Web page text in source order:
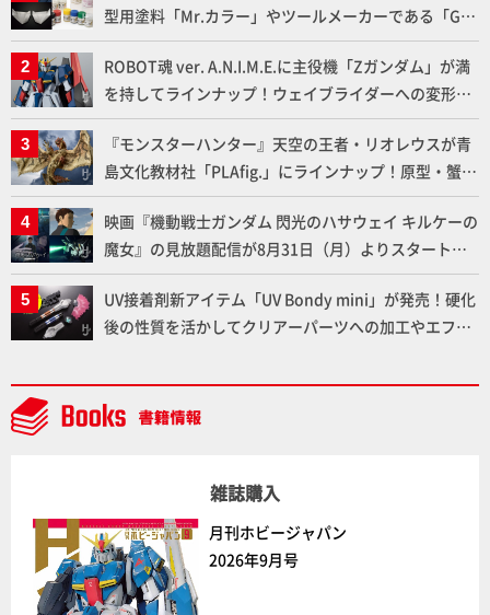
型用塗料「Mr.カラー」やツールメーカーである「GSI
クレオス」が語るラッカー塗料の未来とは？
ROBOT魂 ver. A.N.I.M.E.に主役機「Zガンダム」が満
を持してラインナップ！ウェイブライダーへの変形、
劇中どおりのプロポーションを再現【機動戦士Zガン
ダム】
『モンスターハンター』天空の王者・リオレウスが青
島文化教材社「PLAfig.」にラインナップ！原型・蟹蟲
修造氏の彩色作例で超ハイディテールかつ躍動感に満
ちた造形をチェック
映画『機動戦士ガンダム 閃光のハサウェイ キルケーの
魔女』の見放題配信が8月31日（月）よりスタート！
Prime Videoで国内独占配信
UV接着剤新アイテム「UV Bondy mini」が発売！硬化
後の性質を活かしてクリアーパーツへの加工やエフェ
雑誌購入
月刊ホビージャパン
2026年9月号